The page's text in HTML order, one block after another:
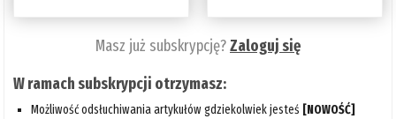
Masz już subskrypcję?Zaloguj się
W ramach subskrypcji otrzymasz:
Możliwość odsłuchiwania artykułów gdziekolwiek jesteś [NOWOŚĆ]